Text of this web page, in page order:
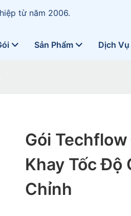
từ năm 2006.
Sản Phẩm Dịch Vụ
Gói
Khay Tốc Độ
Chỉnh